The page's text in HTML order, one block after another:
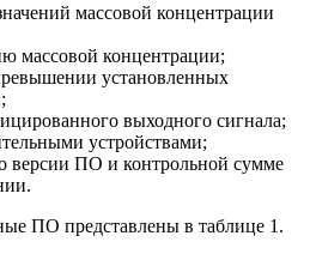
массовой концентрации
массовой концентрации;
установленных
выходного сигнала;
устройствами;
версии ПО и контрольной сумме
ПО представлены в таблице 1.